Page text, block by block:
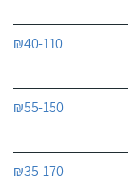
₪40-110
₪55-150
₪35-170